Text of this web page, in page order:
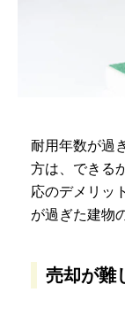
耐用年数が過
方は、できる
応のデメリッ
が過ぎた建物
売却が難